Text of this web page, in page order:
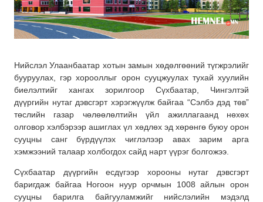
Нийслэл Улаанбаатар хотын замын хөдөлгөөний түгжрэлийг
бууруулах, гэр хорооллыг орон сууцжуулах тухай хуулийн
биелэлтийг хангах зорилгоор Сүхбаатар, Чингэлтэй
дүүргийн нутаг дэвсгэрт хэрэгжүүлж байгаа “Сэлбэ дэд төв”
төслийн газар чөлөөлөлтийн үйл ажиллагаанд нөхөх
олговор хэлбэрээр ашиглах үл хөдлөх эд хөрөнгө буюу орон
сууцны санг бүрдүүлэх чиглэлээр авах зарим арга
хэмжээний талаар холбогдох сайд нарт үүрэг болгожээ.
Сүхбаатар дүүргийн есдүгээр хорооны нутаг дэвсгэрт
баригдаж байгаа Ногоон нуур орчмын 1008 айлын орон
сууцны барилга байгууламжийг нийслэлийн мэдэлд